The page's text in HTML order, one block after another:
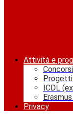
Attività e
Concorsi
Progetti
ICDL
Privacy